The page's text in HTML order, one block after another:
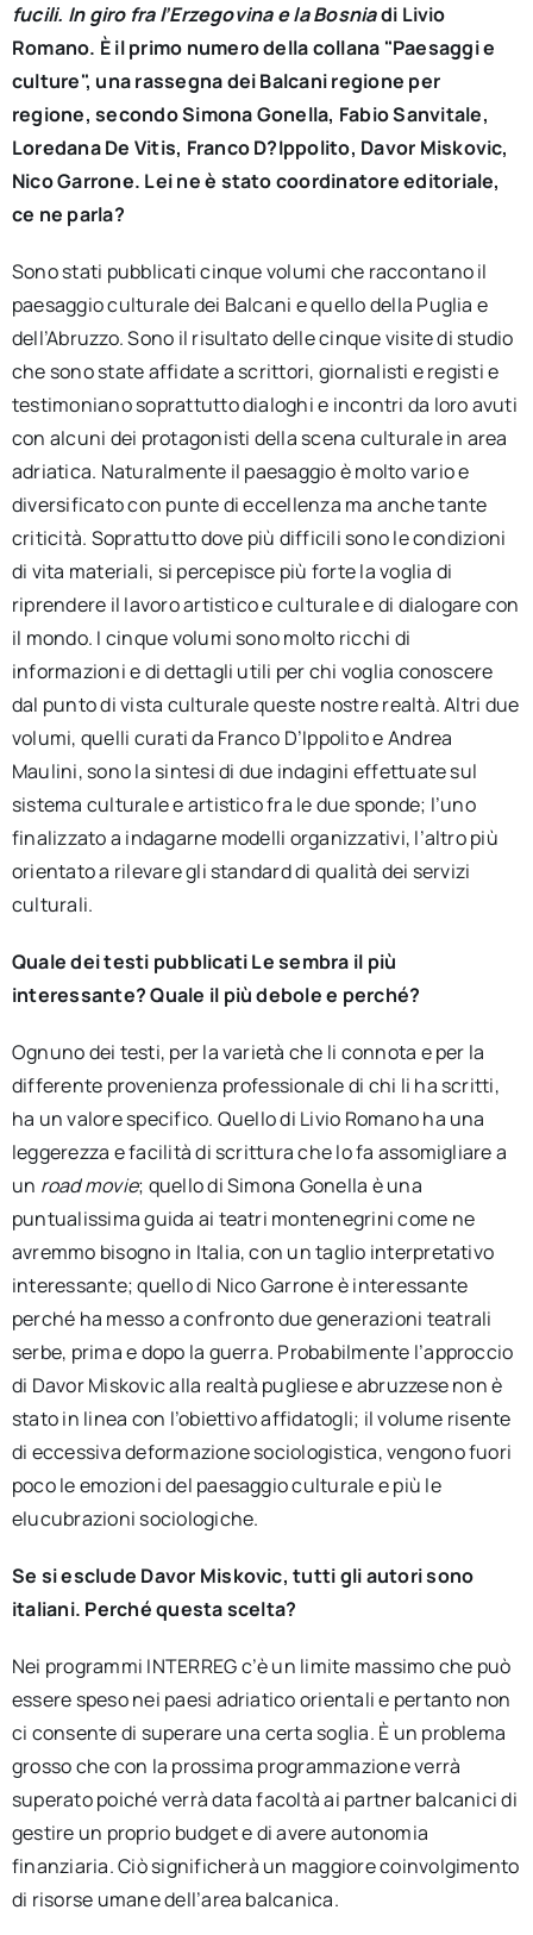
fucili. In giro fra l’Erzegovina e la Bosniadi Livio
Romano. È il primo numero della collana "Paesaggi e
culture", una rassegna dei Balcani regione per
regione, secondo Simona Gonella, Fabio Sanvitale,
Loredana De Vitis, Franco D?Ippolito, Davor Miskovic,
Nico Garrone. Lei ne è stato coordinatore editoriale,
ce ne parla?
Sono stati pubblicati cinque volumi che raccontano il
paesaggio culturale dei Balcani e quello della Puglia e
dell’Abruzzo. Sono il risultato delle cinque visite di studio
che sono state affidate a scrittori, giornalisti e registi e
testimoniano soprattutto dialoghi e incontri da loro avuti
con alcuni dei protagonisti della scena culturale in area
adriatica. Naturalmente il paesaggio è molto vario e
diversificato con punte di eccellenza ma anche tante
criticità. Soprattutto dove più difficili sono le condizioni
di vita materiali, si percepisce più forte la voglia di
riprendere il lavoro artistico e culturale e di dialogare con
il mondo. I cinque volumi sono molto ricchi di
informazioni e di dettagli utili per chi voglia conoscere
dal punto di vista culturale queste nostre realtà. Altri due
volumi, quelli curati da Franco D’Ippolito e Andrea
Maulini, sono la sintesi di due indagini effettuate sul
sistema culturale e artistico fra le due sponde; l’uno
finalizzato a indagarne modelli organizzativi, l’altro più
orientato a rilevare gli standard di qualità dei servizi
culturali.
Quale dei testi pubblicati Le sembra il più
interessante? Quale il più debole e perché?
Ognuno dei testi, per la varietà che li connota e per la
differente provenienza professionale di chi li ha scritti,
ha un valore specifico. Quello di Livio Romano ha una
leggerezza e facilità di scrittura che lo fa assomigliare a
un road movie; quello di Simona Gonella è una
puntualissima guida ai teatri montenegrini come ne
avremmo bisogno in Italia, con un taglio interpretativo
interessante; quello di Nico Garrone è interessante
perché ha messo a confronto due generazioni teatrali
serbe, prima e dopo la guerra. Probabilmente l’approccio
di Davor Miskovic alla realtà pugliese e abruzzese non è
stato in linea con l’obiettivo affidatogli; il volume risente
di eccessiva deformazione sociologistica, vengono fuori
poco le emozioni del paesaggio culturale e più le
elucubrazioni sociologiche.
Se si esclude Davor Miskovic, tutti gli autori sono
italiani. Perché questa scelta?
Nei programmi INTERREG c’è un limite massimo che può
essere speso nei paesi adriatico orientali e pertanto non
ci consente di superare una certa soglia. È un problema
grosso che con la prossima programmazione verrà
superato poiché verrà data facoltà ai partner balcanici di
gestire un proprio budget e di avere autonomia
finanziaria. Ciò significherà un maggiore coinvolgimento
di risorse umane dell’area balcanica.